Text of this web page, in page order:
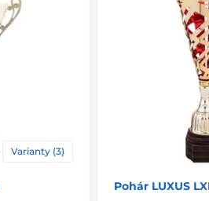
Varianty (3)
Pohár LUXUS